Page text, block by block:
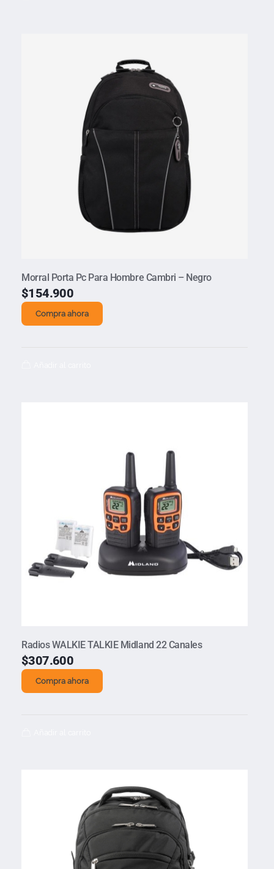
Morral Porta Pc Para Hombre Cambri – Negro
$154.900
Compra ahora
Radios WALKIE TALKIE Midland 22 Canales
$307.600
Compra ahora